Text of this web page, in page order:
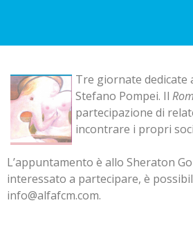
Tre giornate dedicate
Stefano Pompei. Il
partecipazione di
incontrare i propri
L’appuntamento è allo Sheraton
interessato a partecipare, è
info@alfafcm.com.